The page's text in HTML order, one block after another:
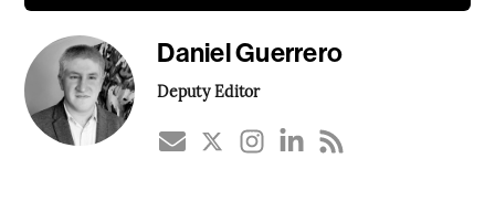
Daniel Guerrero
Deputy Editor